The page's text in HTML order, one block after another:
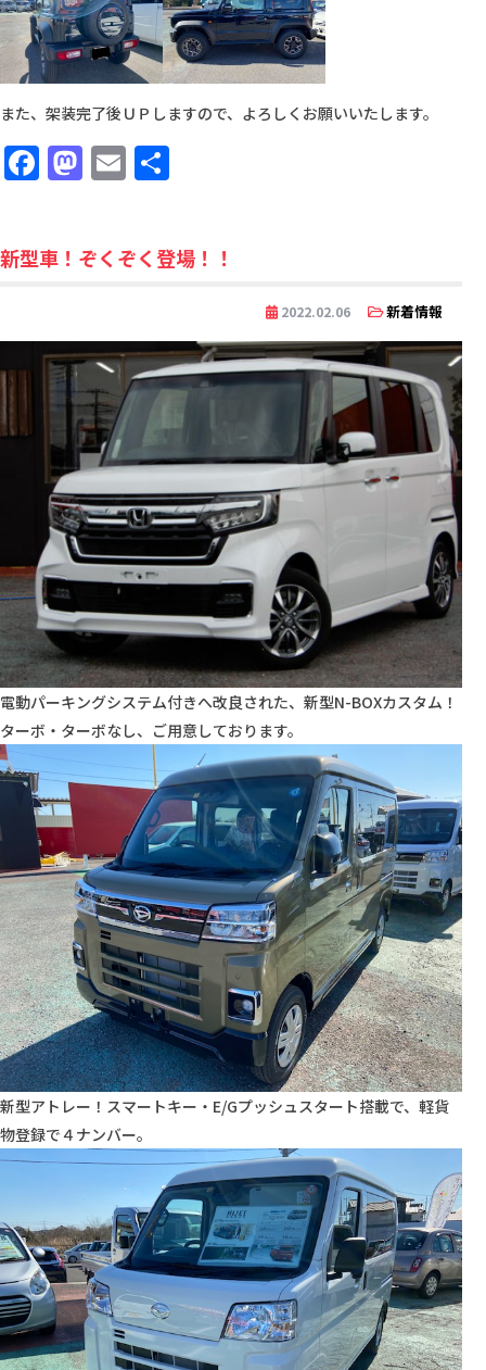
また、架装完了後ＵＰしますので、よろしくお願いいたします。
Facebook
Mastodon
Email
新型車！ぞくぞく登場！！
2022.02.06 新着情報
電動パーキングシステム付きへ改良された、新型N-BOXカスタム！
ターボ・ターボなし、ご用意しております。
新型アトレー！スマートキー・E/Gプッシュスタート搭載で、軽貨
物登録で４ナンバー。